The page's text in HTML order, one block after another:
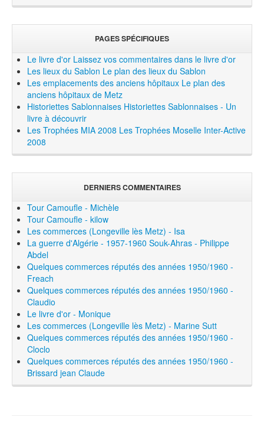
PAGES SPÉCIFIQUES
Le livre d'or Laissez vos commentaires dans le livre d'or
Les lieux du Sablon Le plan des lieux du Sablon
Les emplacements des anciens hôpitaux Le plan des
anciens hôpitaux de Metz
Historiettes Sablonnaises Historiettes Sablonnaises - Un
livre à découvrir
Les Trophées MIA 2008 Les Trophées Moselle Inter-Active
2008
DERNIERS COMMENTAIRES
Tour Camoufle - Michèle
Tour Camoufle - kilow
Les commerces (Longeville lès Metz) - Isa
La guerre d'Algérie - 1957-1960 Souk-Ahras - Philippe
Abdel
Quelques commerces réputés des années 1950/1960 -
Freach
Quelques commerces réputés des années 1950/1960 -
Claudio
Le livre d'or - Monique
Les commerces (Longeville lès Metz) - Marine Sutt
Quelques commerces réputés des années 1950/1960 -
Cloclo
Quelques commerces réputés des années 1950/1960 -
Brissard jean Claude